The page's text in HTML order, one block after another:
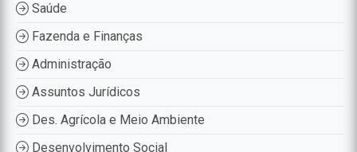
Saúde
Fazenda e Finanças
Administração
Assuntos Jurídicos
Des. Agrícola e Meio Ambiente
Desenvolvimento Social